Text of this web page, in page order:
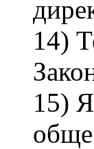
14)
15)